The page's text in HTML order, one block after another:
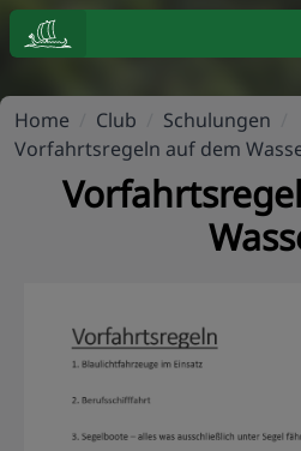
Home Club Schulungen
Vorfahrtsregeln auf dem